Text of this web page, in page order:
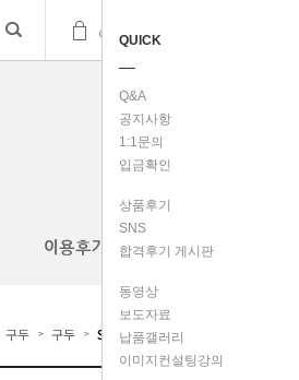
QUICK
Q&A
공지사항
1:1문의
입금확인
상품후기
SNS
합격후기 게시판
동영상
보도자료
납품갤러리
이미지컨설팅강의
cart(0)
이용후기
구두 > 구두 > SH0130